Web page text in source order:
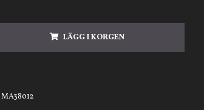
LÄGG I KORGEN
MA38012